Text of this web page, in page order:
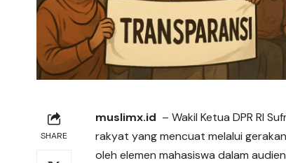
SHARE
muslimx.id – Wakil Ketua DPR RI
rakyat yang mencuat melalui
oleh elemen mahasiswa dalam